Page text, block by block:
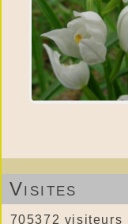
Visites
705372 visiteurs